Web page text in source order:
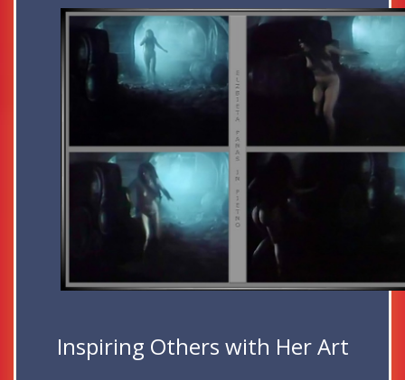
Inspiring Others with Her Art